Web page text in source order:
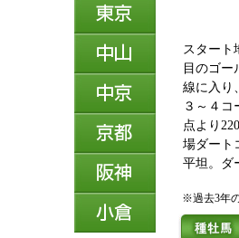
スタート
目のゴ
線に入り
３～４コ
点より
場ダート
平坦。ダ
※過去3年